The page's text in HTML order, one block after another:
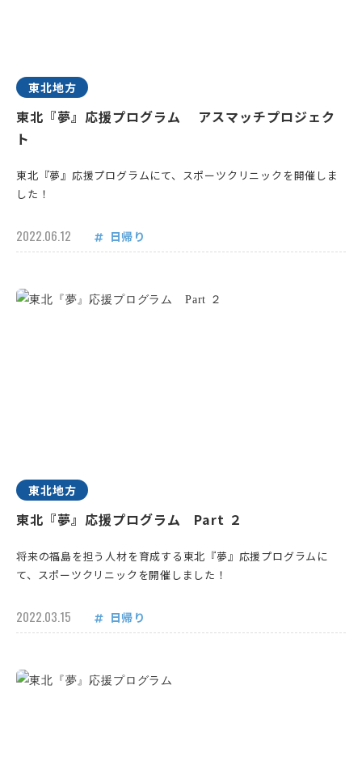
東北地方
東北『夢』応援プログラム アスマッチプロジェク
ト
東北『夢』応援プログラムにて、スポーツクリニックを開催しま
した！
2022.06.12 日帰り
東北地方
東北『夢』応援プログラム Part ２
将来の福島を担う人材を育成する東北『夢』応援プログラムに
て、スポーツクリニックを開催しました！
2022.03.15 日帰り